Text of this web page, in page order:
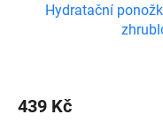
Hydratační
439 Kč